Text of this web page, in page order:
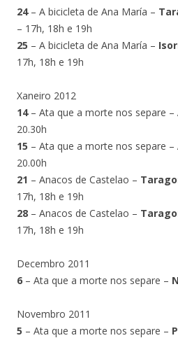
24– A bicicleta de Ana María –
– 17h, 18h e 19h
25 – A bicicleta de Ana María –
17h, 18h e 19h
Xaneiro 2012
14– Ata que a morte nos separe –
20.30h
15 – Ata que a morte nos separe –
20.00h
21 – Anacos de Castelao –
17h, 18h e 19h
28 – Anacos de Castelao –
17h, 18h e 19h
Decembro 2011
6 – Ata que a morte nos separe –
Novembro 2011
5 – Ata que a morte nos separe –